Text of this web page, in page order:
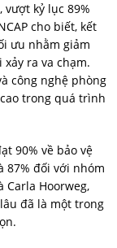
kỷ lục 89%
cho biết, kết
ưu nhằm giảm
ra va chạm.
công nghệ phòng
trong quá trình
90% về bảo vệ
87% đối với nhóm
Carla Hoorweg,
đã là một trong